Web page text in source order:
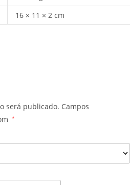
16 × 11 × 2 cm
será publicado. Campos
*